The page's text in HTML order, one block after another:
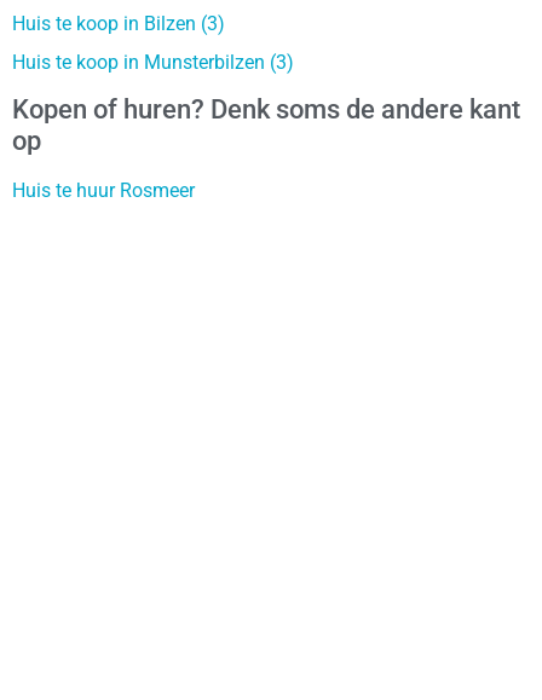
Huis te koop in Bilzen (3)
Huis te koop in Munsterbilzen (3)
Kopen of huren? Denk soms de andere kant
op
Huis te huur Rosmeer